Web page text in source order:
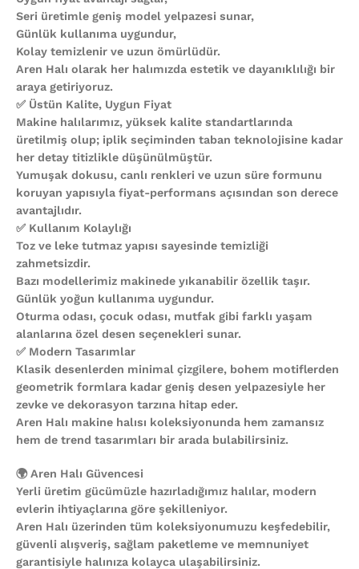
Seri üretimle geniş model yelpazesi sunar,
Günlük kullanıma uygundur,
Kolay temizlenir ve uzun ömürlüdür.
Aren Halı olarak her halımızda estetik ve dayanıklılığı bir
araya getiriyoruz.
✅ Üstün Kalite, Uygun Fiyat
Makine halılarımız, yüksek kalite standartlarında
üretilmiş olup; iplik seçiminden taban teknolojisine kadar
her detay titizlikle düşünülmüştür.
Yumuşak dokusu, canlı renkleri ve uzun süre formunu
koruyan yapısıyla fiyat-performans açısından son derece
avantajlıdır.
✅ Kullanım Kolaylığı
Toz ve leke tutmaz yapısı sayesinde temizliği
zahmetsizdir.
Bazı modellerimiz makinede yıkanabilir özellik taşır.
Günlük yoğun kullanıma uygundur.
Oturma odası, çocuk odası, mutfak gibi farklı yaşam
alanlarına özel desen seçenekleri sunar.
✅ Modern Tasarımlar
Klasik desenlerden minimal çizgilere, bohem motiflerden
geometrik formlara kadar geniş desen yelpazesiyle her
zevke ve dekorasyon tarzına hitap eder.
Aren Halı makine halısı koleksiyonunda hem zamansız
hem de trend tasarımları bir arada bulabilirsiniz.
🌍 Aren Halı Güvencesi
Yerli üretim gücümüzle hazırladığımız halılar, modern
evlerin ihtiyaçlarına göre şekilleniyor.
Aren Halı üzerinden tüm koleksiyonumuzu keşfedebilir,
güvenli alışveriş, sağlam paketleme ve memnuniyet
garantisiyle halınıza kolayca ulaşabilirsiniz.